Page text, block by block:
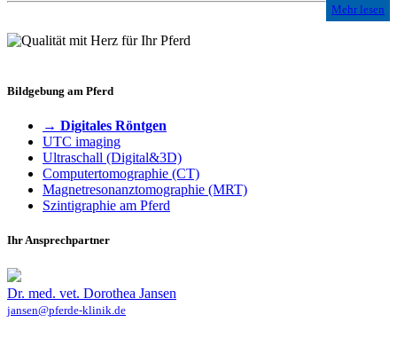
Mehr lesen
Bildgebung am Pferd
→ Digitales Röntgen
UTC imaging
Ultraschall (Digital&3D)
Computertomographie (CT)
Magnetresonanztomographie (MRT)
Szintigraphie am Pferd
Ihr Ansprechpartner
Dr. med. vet. Dorothea Jansen
jansen@pferde-klinik.de